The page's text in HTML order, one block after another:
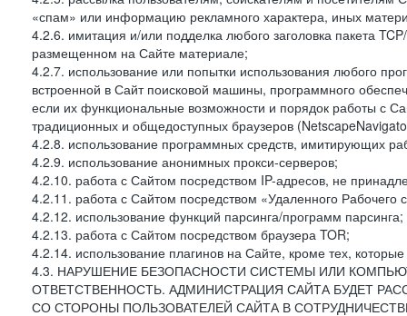
«спам» или информацию рекламного характера, иных
4.2.6. имитация и/или подделка любого заголовка пакета
размещенном на Сайте материале;
4.2.7. использование или попытки использования любого
встроенной в Сайт поисковой машины, программного
если их функциональные возможности и порядок работы с
традиционных и общедоступных браузеров
4.2.8. использование программных средств, имитирующих
4.2.9. использование анонимных прокси-серверов;
4.2.10. работа с Сайтом посредством IP-адресов, не
4.2.11. работа с Сайтом посредством «Удаленного Рабочего
4.2.12. использование функций парсинга/программ парсинга;
4.2.13. работа с Сайтом посредством браузера TOR;
4.2.14. использование плагинов на Сайте, кроме тех,
4.3. НАРУШЕНИЕ БЕЗОПАСНОСТИ СИСТЕМЫ ИЛИ
ОТВЕТСТВЕННОСТЬ. АДМИНИСТРАЦИЯ САЙТА БУДЕТ
СО СТОРОНЫ ПОЛЬЗОВАТЕЛЕЙ САЙТА В